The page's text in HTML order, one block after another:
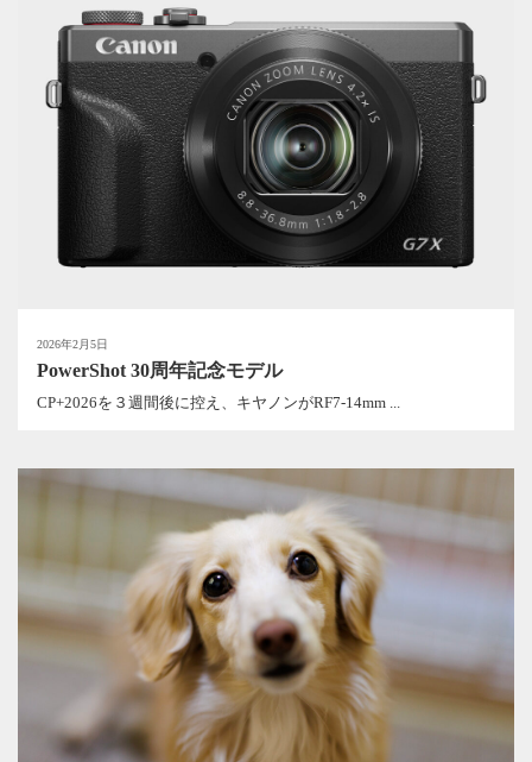
2026年2月5日
PowerShot 30周年記念モデル
CP+2026を３週間後に控え、キヤノンがRF7-14mm ...